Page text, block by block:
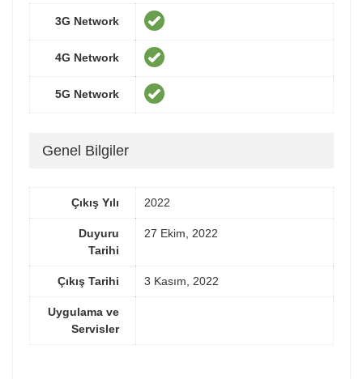
3G Network
4G Network
5G Network
Genel Bilgiler
Çıkış Yılı 2022
Duyuru
Tarihi
27 Ekim, 2022
Çıkış Tarihi 3 Kasım, 2022
Uygulama ve
Servisler